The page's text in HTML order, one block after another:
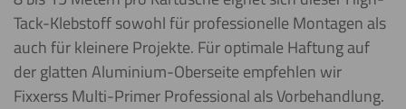
Tack-Klebstoff sowohl für professionelle Montagen als
auch für kleinere Projekte. Für optimale Haftung auf
der glatten Aluminium-Oberseite empfehlen wir
Fixxerss Multi-Primer Professional als Vorbehandlung.